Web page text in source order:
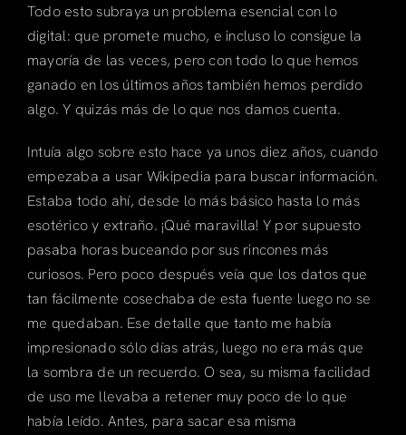
Todo esto subraya un problema esencial con lo
digital: que promete mucho, e incluso lo consigue la
mayoría de las veces, pero con todo lo que hemos
ganado en los últimos años también hemos perdido
algo. Y quizás más de lo que nos damos cuenta.
Intuía algo sobre esto hace ya unos diez años, cuando
empezaba a usar Wikipedia para buscar información.
Estaba todo ahí, desde lo más básico hasta lo más
esotérico y extraño. ¡Qué maravilla! Y por supuesto
pasaba horas buceando por sus rincones más
curiosos. Pero poco después veía que los datos que
tan fácilmente cosechaba de esta fuente luego no se
me quedaban. Ese detalle que tanto me había
impresionado sólo días atrás, luego no era más que
la sombra de un recuerdo. O sea, su misma facilidad
de uso me llevaba a retener muy poco de lo que
había leído. Antes, para sacar esa misma